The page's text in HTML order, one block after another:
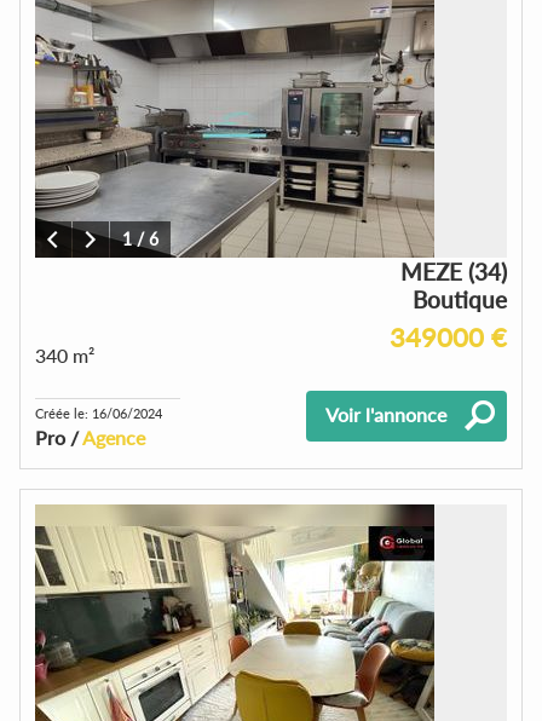
1 /6
MEZE (34)
Boutique
349000 €
340 m²
Créée le: 16/06/2024
Pro /Agence
Voir l'annonce